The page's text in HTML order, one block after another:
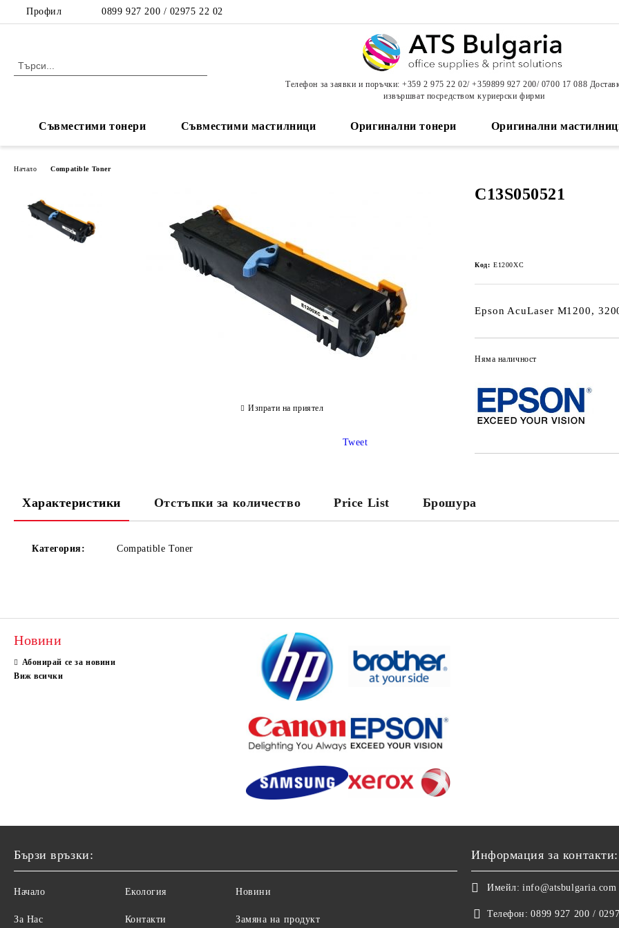
Профил 0899 927 200 / 02975 22 02
Телефон за заявки и поръчки: +359 2 975 22 02/ +359899 927 200/ 0700 17 088
извършват посредством куриерски фирми
Съвместими тонери Съвместими мастилници Оригинални тонери Оригинални
Начало Compatible Toner
C13S050521
Код: E1200XC
Epson AcuLaser M1200,
Няма наличност
Изпрати на приятел
Tweet
Характеристики Отстъпки за количество Price List Брошура
Категория: Compatible Toner
Новини
Абонирай се за новини
Виж всички
Бързи връзки:
Начало
За Нас
Екология
Контакти
Новини
Замяна на продукт
Информация за контакти:
Имейл: info@atsbulgaria.com
Телефон: 0899 927 200 /